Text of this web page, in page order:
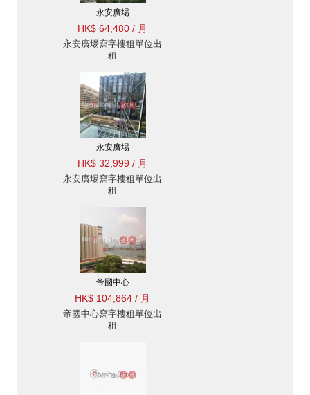
永安廣場
HK$ 64,480 / 月
永安廣場寫字樓租單位出
租
永安廣場
HK$ 32,999 / 月
永安廣場寫字樓租單位出
租
帝國中心
HK$ 104,864 / 月
帝國中心寫字樓租單位出
租